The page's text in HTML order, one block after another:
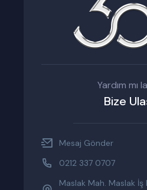
Yardım mı
Bize
Mesaj Gönder
0212 337 0707
Maslak Mah. Maslak İş